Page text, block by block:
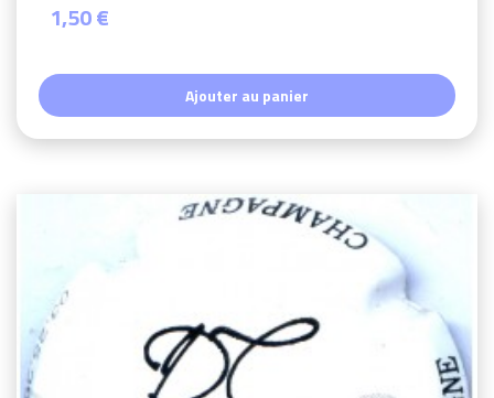
1,50 €
Ajouter au panier